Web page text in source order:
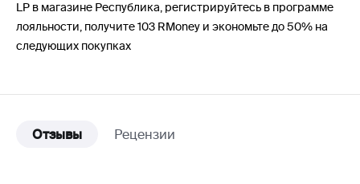
LP в магазине Республика, регистрируйтесь в программе
лояльности, получите 103 RMoney и экономьте до 50% на
следующих покупках
Отзывы Рецензии